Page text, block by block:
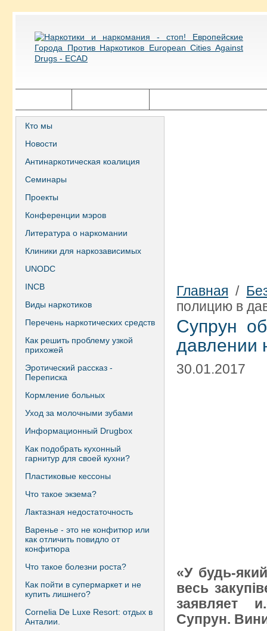
Кто мы
Новости
Антинаркотическая коалиция
Семинары
Проекты
Конференции мэров
Литература о наркомании
Клиники для наркозависимых
UNODC
INCB
Виды наркотиков
Перечень наркотических средств
Как решить проблему узкой
прихожей
Эротический рассказ -
Переписка
Кормление больных
Уход за молочными зубами
Информационный Drugbox
Как подобрать кухонный
гарнитур для своей кухни?
Пластиковые кессоны
Что такое экзема?
Лактазная недостаточность
Варенье - это не конфитюр или
как отличить повидло от
конфитюра
Что такое болезни роста?
Как пойти в супермаркет и не
купить лишнего?
Сornelia De Luxe Resort: отдых в
Анталии.
Главная /
полицию в
Супрун
30.01.2017
«У будь-
весь
заявляет
Супрун.